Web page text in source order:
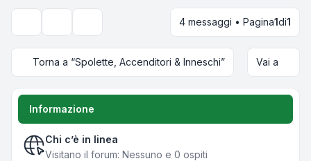
Opzioni di visualizzazione e ordinamento
4 messaggi • Pagina1di1
Torna a “Spolette, Accenditori & Inneschi” Vai a
Informazione
Chi c’è in linea
Visitano il forum: Nessuno e 0 ospiti